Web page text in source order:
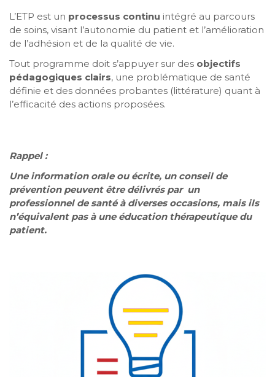
L’ETP est un processus continu intégré au parcours
de soins, visant l’autonomie du patient et l’amélioration
de l’adhésion et de la qualité de vie.
Tout programme doit s’appuyer sur des objectifs
pédagogiques clairs, une problématique de santé
définie et des données probantes (littérature) quant à
l’efficacité des actions proposées.
Rappel :
Une information orale ou écrite, un conseil de
prévention peuvent être délivrés par un
professionnel de santé à diverses occasions, mais ils
n’équivalent pas à une éducation thérapeutique du
patient.